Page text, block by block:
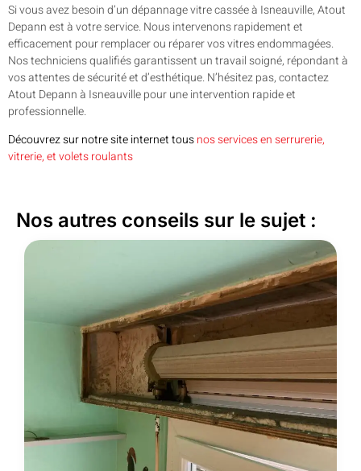
Si vous avez besoin d’un dépannage vitre cassée à Isneauville, Atout
Depann est à votre service. Nous intervenons rapidement et
efficacement pour remplacer ou réparer vos vitres endommagées.
Nos techniciens qualifiés garantissent un travail soigné, répondant à
vos attentes de sécurité et d’esthétique. N’hésitez pas, contactez
Atout Depann à Isneauville pour une intervention rapide et
professionnelle.
Découvrez sur notre site internet tousnos services en serrurerie,
vitrerie, et volets roulants
Nos autres conseils sur le sujet :